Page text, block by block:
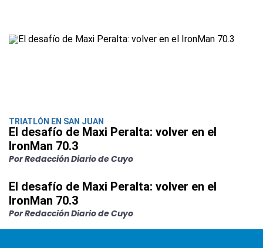
TRIATLÓN EN SAN JUAN
El desafío de Maxi Peralta: volver en el
IronMan 70.3
Por Redacción Diario de Cuyo
El desafío de Maxi Peralta: volver en el
IronMan 70.3
Por Redacción Diario de Cuyo